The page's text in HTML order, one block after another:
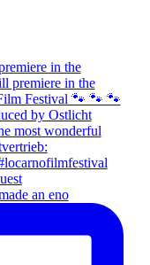
in the
an eno